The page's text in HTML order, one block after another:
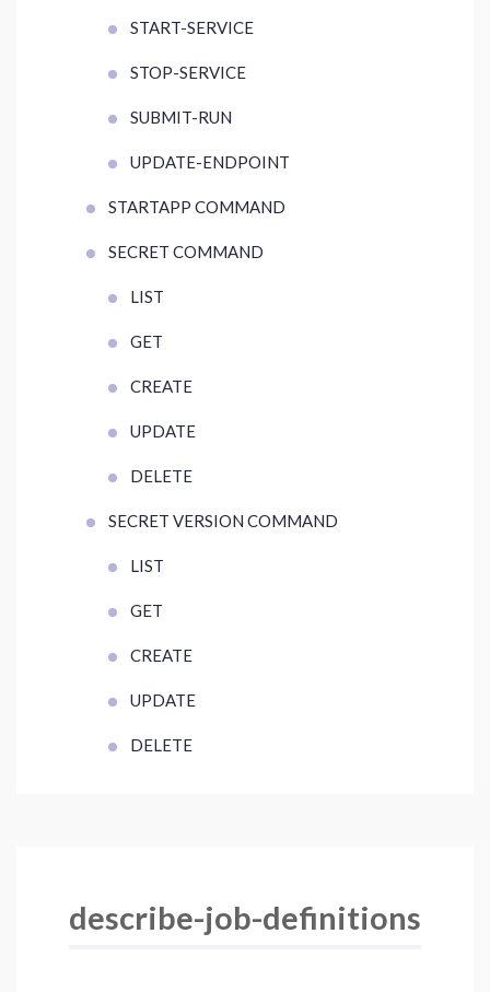
START-SERVICE
STOP-SERVICE
SUBMIT-RUN
UPDATE-ENDPOINT
STARTAPP COMMAND
SECRET COMMAND
LIST
GET
CREATE
UPDATE
DELETE
SECRET VERSION COMMAND
LIST
GET
CREATE
UPDATE
DELETE
describe-job-definitions